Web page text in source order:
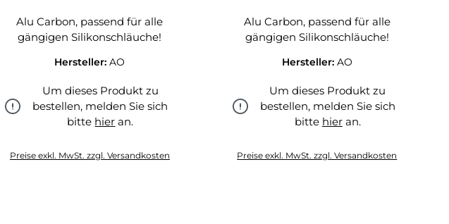
Alu Carbon, passend für alle
gängigen Silikonschläuche!
Hersteller:AO
Um dieses Produkt zu
bestellen, melden Sie sich
bitte hier an.
Preise exkl. MwSt. zzgl. Versandkosten
Alu Carbon, passend für alle
gängigen Silikonschläuche!
Hersteller: AO
Um dieses Produkt zu
bestellen, melden Sie sich
bitte hieran.
Preise exkl. MwSt. zzgl. Versandkosten